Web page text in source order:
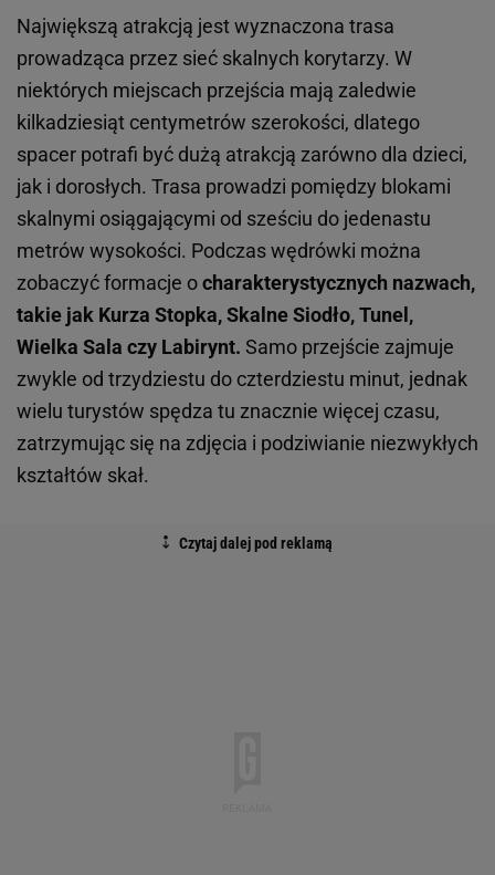
Największą atrakcją jest wyznaczona trasa
prowadząca przez sieć skalnych korytarzy. W
niektórych miejscach przejścia mają zaledwie
kilkadziesiąt centymetrów szerokości, dlatego
spacer potrafi być dużą atrakcją zarówno dla dzieci,
jak i dorosłych. Trasa prowadzi pomiędzy blokami
skalnymi osiągającymi od sześciu do jedenastu
metrów wysokości. Podczas wędrówki można
zobaczyć formacje ocharakterystycznych nazwach,
takie jak Kurza Stopka, Skalne Siodło, Tunel,
Wielka Sala czy Labirynt. Samo przejście zajmuje
zwykle od trzydziestu do czterdziestu minut, jednak
wielu turystów spędza tu znacznie więcej czasu,
zatrzymując się na zdjęcia i podziwianie niezwykłych
kształtów skał.